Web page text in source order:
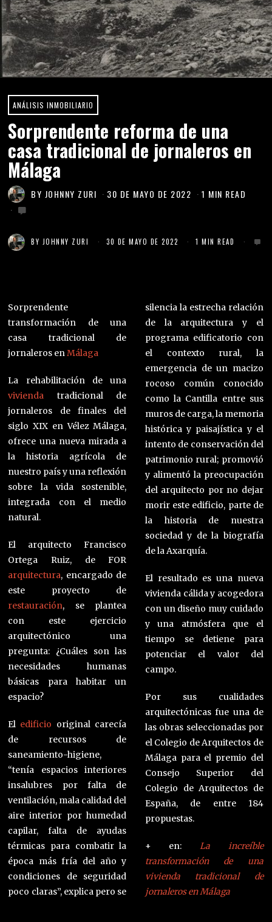
ANÁLISIS INMOBILIARIO
Sorprendente reforma de una
casa tradicional de jornaleros en
Málaga
BY JOHNNY ZURI 30 DE MAYO DE 2022 1 MIN READ
BY JOHNNY ZURI 30 DE MAYO DE 2022 1 MIN READ
Sorprendente
transformación de una
casa tradicional de
jornaleros enMálaga
La rehabilitación de una
vivienda tradicional de
jornaleros de finales del
siglo XIX en Vélez Málaga,
ofrece una nueva mirada a
la historia agrícola de
nuestro país y una reflexión
sobre la vida sostenible,
integrada con el medio
natural.
El arquitecto Francisco
Ortega Ruiz, de FOR
arquitectura, encargado de
este proyecto de
restauración, se plantea
con este ejercicio
arquitectónico una
pregunta: ¿Cuáles son las
necesidades humanas
básicas para habitar un
espacio?
El edificio original carecía
de recursos de
saneamiento-higiene,
“tenía espacios interiores
insalubres por falta de
ventilación, mala calidad del
aire interior por humedad
capilar, falta de ayudas
térmicas para combatir la
época más fría del año y
condiciones de seguridad
poco claras”, explica pero se
silencia la estrecha relación
de la arquitectura y el
programa edificatorio con
el contexto rural, la
emergencia de un macizo
rocoso común conocido
como la Cantilla entre sus
muros de carga, la memoria
histórica y paisajística y el
intento de conservación del
patrimonio rural; promovió
y alimentó la preocupación
del arquitecto por no dejar
morir este edificio, parte de
la historia de nuestra
sociedad y de la biografía
de la Axarquía.
El resultado es una nueva
vivienda cálida y acogedora
con un diseño muy cuidado
y una atmósfera que el
tiempo se detiene para
potenciar el valor del
campo.
Por sus cualidades
arquitectónicas fue una de
las obras seleccionadas por
el Colegio de Arquitectos de
Málaga para el premio del
Consejo Superior del
Colegio de Arquitectos de
España, de entre 184
propuestas.
+ en: La increíble
transformación de una
vivienda tradicional de
jornaleros en Málaga